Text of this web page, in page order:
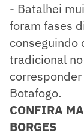
- Batalhei
foram fases
conseguindo
tradicional
Botafogo.
CONFIRA
BORGES